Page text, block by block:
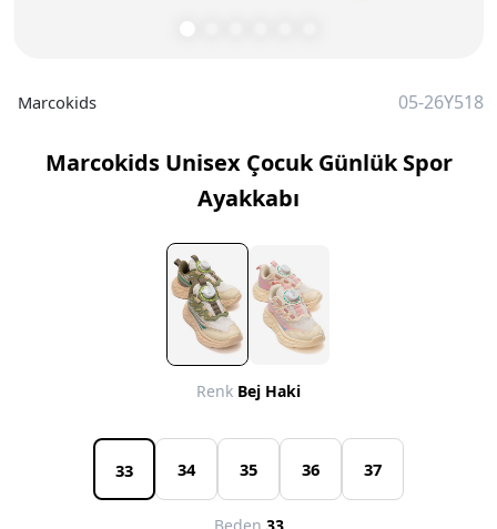
Marcokids 05-26Y518
Marcokids Unisex Çocuk Günlük Spor
Ayakkabı
Renk Bej Haki
33 34 35 36 37